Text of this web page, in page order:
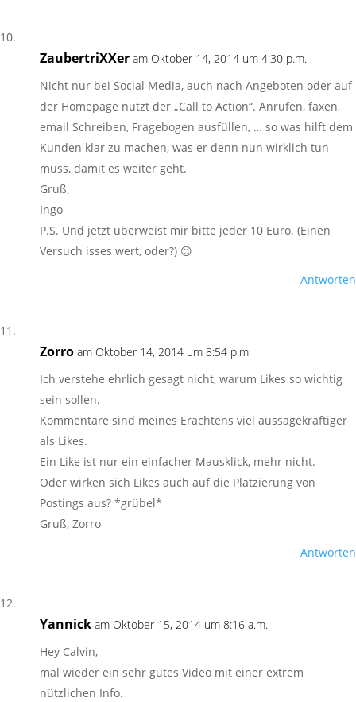
ZaubertriXXer am Oktober 14, 2014 um 4:30 p.m.
Nicht nur bei Social Media, auch nach Angeboten oder auf
der Homepage nützt der „Call to Action“. Anrufen, faxen,
email Schreiben, Fragebogen ausfüllen, … so was hilft dem
Kunden klar zu machen, was er denn nun wirklich tun
muss, damit es weiter geht.
Gruß,
Ingo
P.S. Und jetzt überweist mir bitte jeder 10 Euro. (Einen
Versuch isses wert, oder?) 😉
Antworten
Zorro am Oktober 14, 2014 um 8:54 p.m.
Ich verstehe ehrlich gesagt nicht, warum Likes so wichtig
sein sollen.
Kommentare sind meines Erachtens viel aussagekräftiger
als Likes.
Ein Like ist nur ein einfacher Mausklick, mehr nicht.
Oder wirken sich Likes auch auf die Platzierung von
Postings aus? *grübel*
Gruß, Zorro
Antworten
Yannick am Oktober 15, 2014 um 8:16 a.m.
Hey Calvin,
mal wieder ein sehr gutes Video mit einer extrem
nützlichen Info.